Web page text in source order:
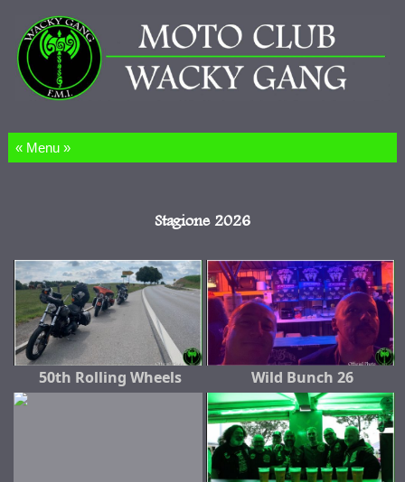
Salta al contenuto
Stagione 2026
50th Rolling Wheels Wild Bunch 26